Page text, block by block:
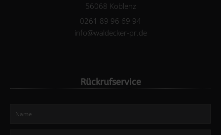
56068 Koblenz
0261 89 96 69 94
info@waldecker-pr.de
Rückrufservice